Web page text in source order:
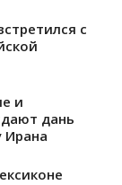
с
и
дань
Ирана